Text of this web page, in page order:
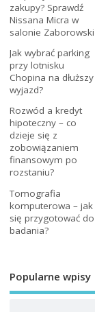
zakupy? Sprawdź
Nissana Micra w
salonie Zaborowski
Jak wybrać parking
przy lotnisku
Chopina na dłuższy
wyjazd?
Rozwód a kredyt
hipoteczny – co
dzieje się z
zobowiązaniem
finansowym po
rozstaniu?
Tomografia
komputerowa – jak
się przygotować do
badania?
Popularne wpisy